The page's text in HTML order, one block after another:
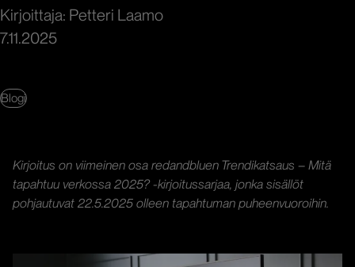
Kirjoittaja: Petteri Laamo
7.11.2025
Blogi
Kirjoitus on viimeinen osa redandbluen Trendikatsaus – Mitä
tapahtuu verkossa 2025? -kirjoitussarjaa, jonka sisällöt
pohjautuvat 22.5.2025 olleen tapahtuman puheenvuoroihin.